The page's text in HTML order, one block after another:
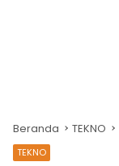
Beranda TEKNO
TEKNO